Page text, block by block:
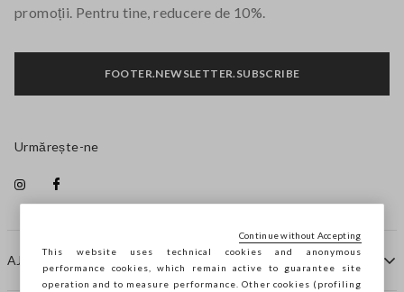
AJUTOR
promoții. Pentru tine, reducere de 10%.
FOOTER.NEWSLETTER.SUBSCRIBE
Urmărește-ne
This website uses technical cookies and anonymous
performance cookies, which remain active to guarantee site
operation and to measure performance. Other cookies (profiling
Continue without Accepting